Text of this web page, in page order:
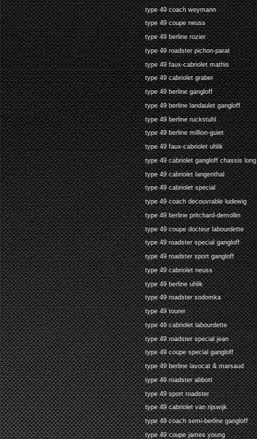
type 49 coach weymann
type 49 coupe neuss
type 49 berline rozier
type 49 roadster pichon-parat
type 49 faux-cabriolet mathis
type 49 cabriolet graber
type 49 berline gangloff
type 49 berline landaulet gangloff
type 49 berline ruckstuhl
type 49 berline million-guiet
type 49 faux-cabriolet uhlik
type 49 cabriolet gangloff chassis long
type 49 cabriolet langenthal
type 49 cabriolet special
type 49 coach decouvrable ludewig
type 49 berline pritchard-demollin
type 49 coupe docteur labourdette
type 49 roadster special gangloff
type 49 roadster sport gangloff
type 49 cabriolet neuss
type 49 berline uhlik
type 49 roadster sodomka
type 49 tourer
type 49 cabriolet labourdette
type 49 roadster special jean
type 49 coupe special gangloff
type 49 berline lavocat & marsaud
type 49 roadster abbott
type 49 sport roadster
type 49 cabriolet van rijswijk
type 49 coach semi-berline gangloff
type 49 coupe james young